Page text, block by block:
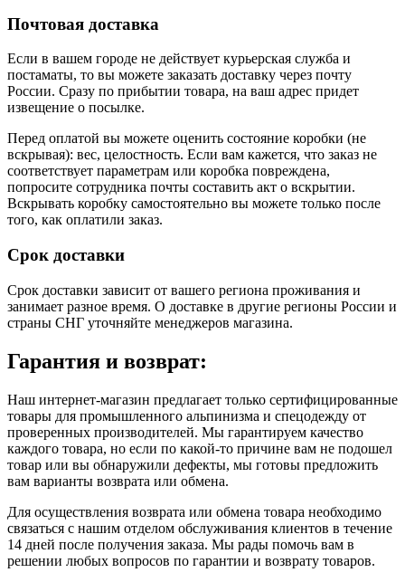
Почтовая доставка
Если в вашем городе не действует курьерская служба и
постаматы, то вы можете заказать доставку через почту
России. Сразу по прибытии товара, на ваш адрес придет
извещение о посылке.
Перед оплатой вы можете оценить состояние коробки (не
вскрывая): вес, целостность. Если вам кажется, что заказ не
соответствует параметрам или коробка повреждена,
попросите сотрудника почты составить акт о вскрытии.
Вскрывать коробку самостоятельно вы можете только после
того, как оплатили заказ.
Срок доставки
Срок доставки зависит от вашего региона проживания и
занимает разное время. О доставке в другие регионы России и
страны СНГ уточняйте менеджеров магазина.
Гарантия и возврат:
Наш интернет-магазин предлагает только сертифицированные
товары для промышленного альпинизма и спецодежду от
проверенных производителей. Мы гарантируем качество
каждого товара, но если по какой-то причине вам не подошел
товар или вы обнаружили дефекты, мы готовы предложить
вам варианты возврата или обмена.
Для осуществления возврата или обмена товара необходимо
связаться с нашим отделом обслуживания клиентов в течение
14 дней после получения заказа. Мы рады помочь вам в
решении любых вопросов по гарантии и возврату товаров.